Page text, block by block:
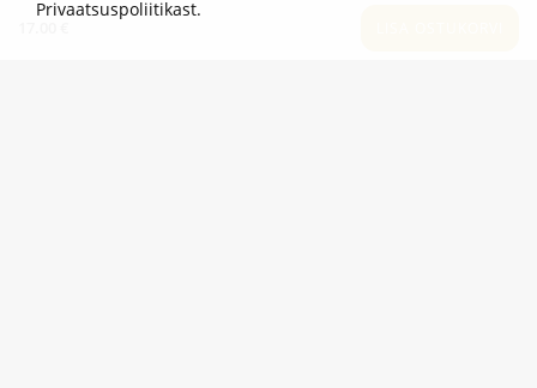
KATEGOORIAD
Privaatsuspoliitikast.